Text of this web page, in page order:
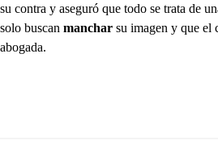
su contra y aseguró que todo se trata de
solo buscan manchar su imagen y que el
abogada.